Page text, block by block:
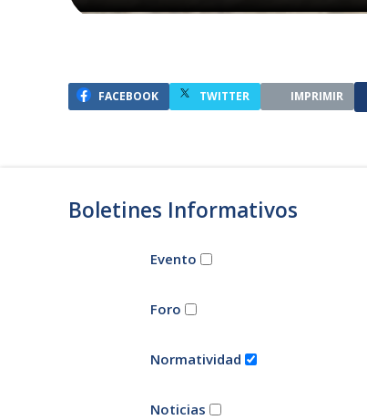
FACEBOOK TWITTER IMPRIMIR
Boletines Informativos
Evento
Foro
Normatividad
Noticias